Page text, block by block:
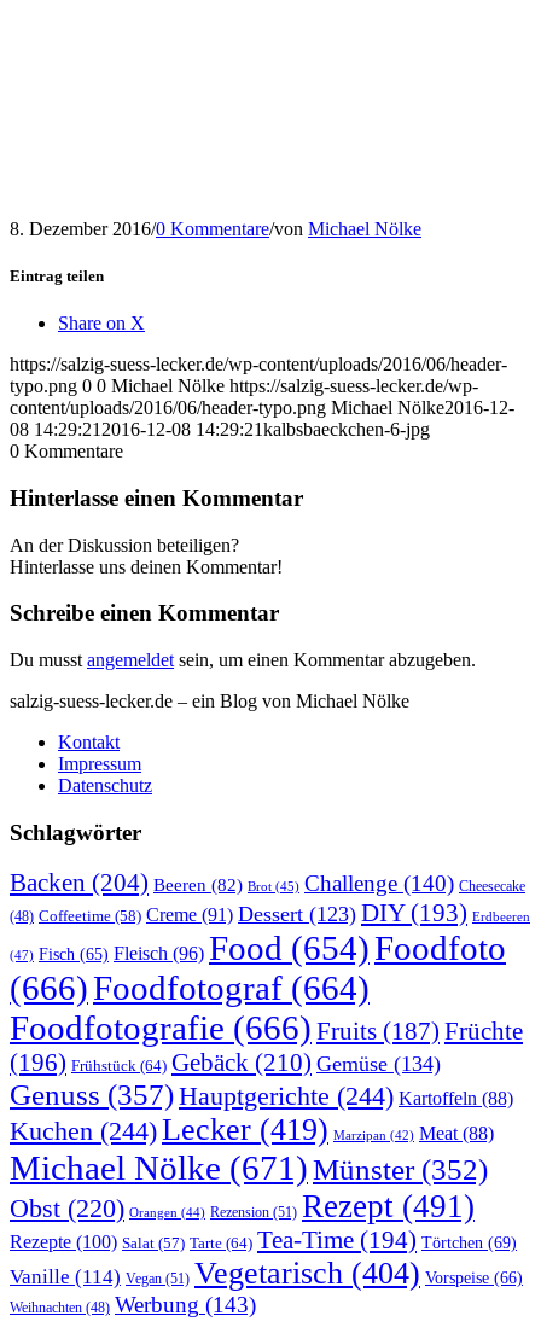
8. Dezember 2016/0 Kommentare/von Michael Nölke
Eintrag teilen
Share on X
https://salzig-suess-lecker.de/wp-content/uploads/2016/06/header-
typo.png 0 0 Michael Nölke https://salzig-suess-lecker.de/wp-
content/uploads/2016/06/header-typo.png Michael Nölke2016-12-
08 14:29:21 2016-12-08 14:29:21kalbsbaeckchen-6-jpg
0 Kommentare
Hinterlasse einen Kommentar
An der Diskussion beteiligen?
Hinterlasse uns deinen Kommentar!
Schreibe einen Kommentar
Du musst angemeldet sein, um einen Kommentar abzugeben.
salzig-suess-lecker.de – ein Blog von Michael Nölke
Kontakt
Impressum
Datenschutz
Schlagwörter
Backen (204) Beeren (82) Brot (45) Challenge (140) Cheesecake
(48) Coffeetime (58) Creme (91) Dessert (123) DIY(193) Erdbeeren
(47) Fisch (65) Fleisch (96) Food (654)Foodfoto
(666)Foodfotograf (664)
Foodfotografie (666) Fruits (187) Früchte
(196) Frühstück (64) Gebäck (210) Gemüse (134)
Genuss (357)Hauptgerichte (244) Kartoffeln (88)
Kuchen (244)Lecker (419) Marzipan (42) Meat(88)
Michael Nölke (671)Münster(352)
Obst (220) Orangen (44) Rezension (51) Rezept (491)
Rezepte (100) Salat (57) Tarte (64) Tea-Time (194) Törtchen (69)
Vanille (114) Vegan (51) Vegetarisch (404) Vorspeise (66)
Weihnachten (48) Werbung (143)